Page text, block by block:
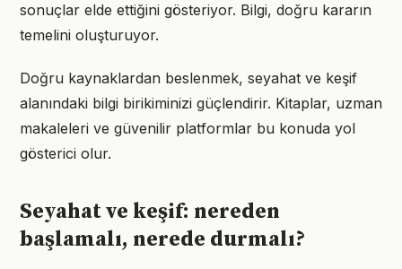
sonuçlar elde ettiğini gösteriyor. Bilgi, doğru kararın
temelini oluşturuyor.
Doğru kaynaklardan beslenmek, seyahat ve keşif
alanındaki bilgi birikiminizi güçlendirir. Kitaplar, uzman
makaleleri ve güvenilir platformlar bu konuda yol
gösterici olur.
Seyahat ve keşif: nereden
başlamalı, nerede durmalı?